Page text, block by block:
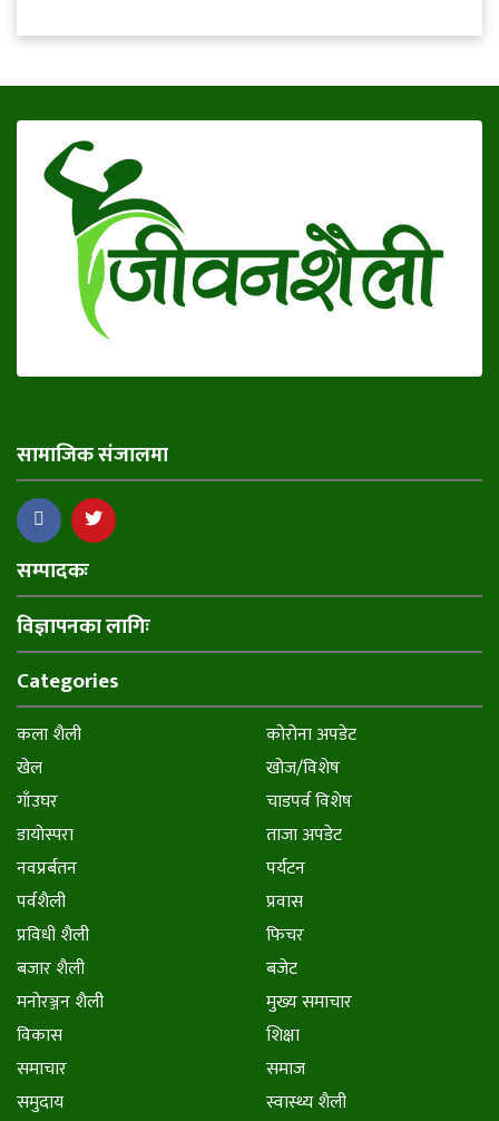
सामाजिक संजालमा
सम्पादकः
विज्ञापनका लागिः
Categories
कला शैली
कोरोना अपडेट
खेल
खोज/विशेष
गाँउघर
चाडपर्व विशेष
डायाेस्परा
ताजा अपडेट
नवप्रर्बतन
पर्यटन
पर्वशैली
प्रवास
प्रविधी शैली
फिचर
बजार शैली
बजेट
मनाेरञ्जन शैली
मुख्य समाचार
विकास
शिक्षा
समाचार
समाज
समुदाय
स्वास्थ्य शैली